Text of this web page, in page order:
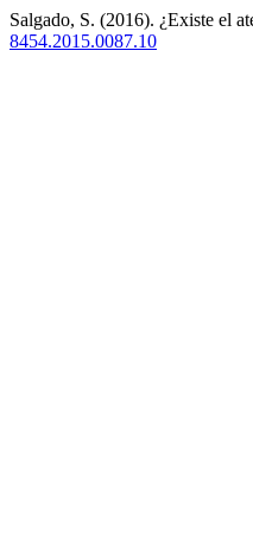
Salgado, S. (2016). ¿Existe el
8454.2015.0087.10